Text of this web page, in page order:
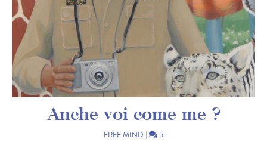
Anche voi come me ?
FREE MIND |
5